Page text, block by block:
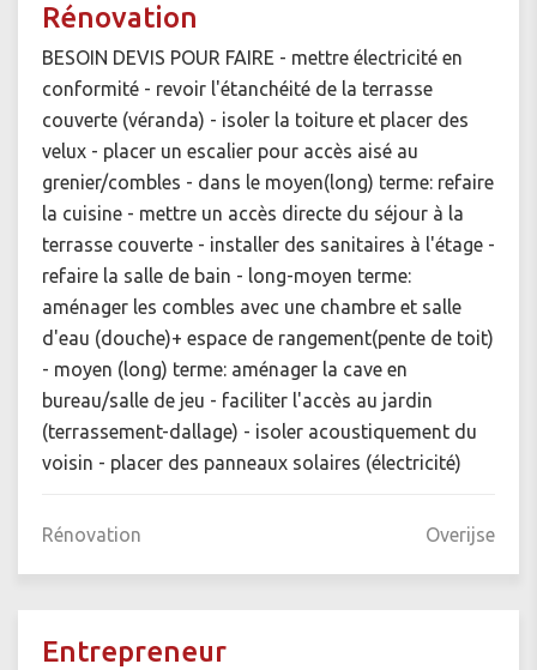
Rénovation
BESOIN DEVIS POUR FAIRE - mettre électricité en
conformité - revoir l'étanchéité de la terrasse
couverte (véranda) - isoler la toiture et placer des
velux - placer un escalier pour accès aisé au
grenier/combles - dans le moyen(long) terme: refaire
la cuisine - mettre un accès directe du séjour à la
terrasse couverte - installer des sanitaires à l'étage -
refaire la salle de bain - long-moyen terme:
aménager les combles avec une chambre et salle
d'eau (douche)+ espace de rangement(pente de toit)
- moyen (long) terme: aménager la cave en
bureau/salle de jeu - faciliter l'accès au jardin
(terrassement-dallage) - isoler acoustiquement du
voisin - placer des panneaux solaires (électricité)
Rénovation Overijse
Entrepreneur